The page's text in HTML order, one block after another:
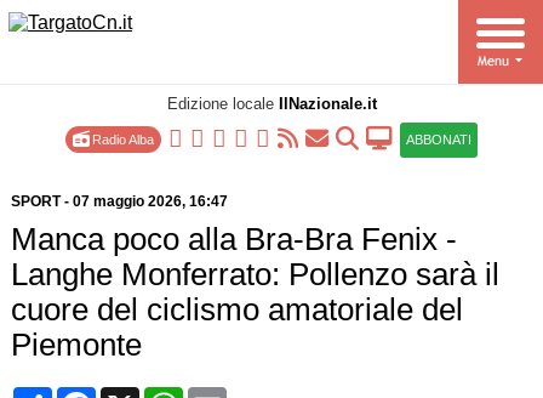
Edizione locale IlNazionale.it
Radio Alba ABBONATI
SPORT- 07 maggio 2026, 16:47
Manca poco alla Bra-Bra Fenix -
Langhe Monferrato: Pollenzo sarà il
cuore del ciclismo amatoriale del
Piemonte